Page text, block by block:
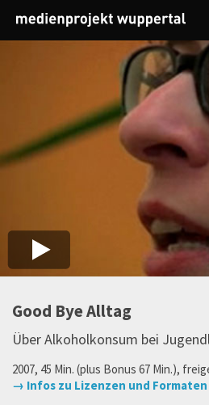
Good Bye Alltag
Über Alkoholkonsum bei
2007, 45 Min. (plus Bonus 67 Min.),
→ Infos zu Lizenzen und Formaten